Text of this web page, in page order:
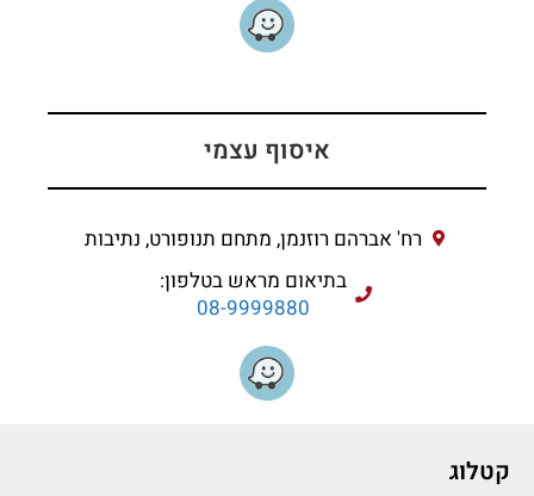
איסוף עצמי
רח' אברהם רוזנמן, מתחם תנופורט, נתיבות
בתיאום מראש בטלפון:
08-9999880
קטלוג